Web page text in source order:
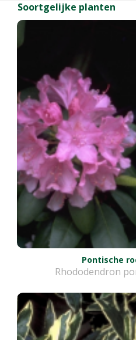
Soortgelijke planten
Pontische
Rhododendron